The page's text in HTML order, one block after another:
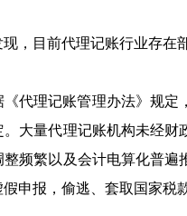
，目前代理记账行业存
代理记账管理办法》规
大量代理记账机构未经
频繁以及会计电算化普
申报，偷逃、套取国家税